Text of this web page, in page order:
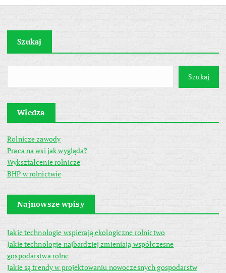
Szukaj
Szukaj
Wiedza
Rolnicze zawody
Praca na wsi jak wygląda?
Wykształcenie rolnicze
BHP w rolnictwie
Najnowsze wpisy
Jakie technologie wspierają ekologiczne rolnictwo
Jakie technologie najbardziej zmieniają współczesne
gospodarstwa rolne
Jakie są trendy w projektowaniu nowoczesnych gospodarstw